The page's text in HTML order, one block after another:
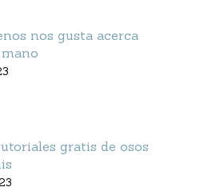
nos gusta acerca
gratis de osos